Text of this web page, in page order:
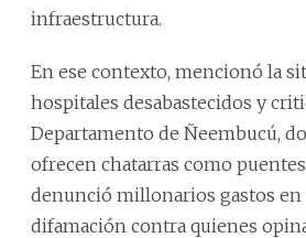
infraestructura.
En ese contexto, mencionó la
hospitales desabastecidos y
Departamento de Ñeembucú,
ofrecen chatarras como
denunció millonarios gastos en
difamación contra quienes